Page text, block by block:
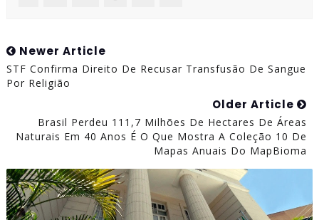
Newer Article
STF Confirma Direito De Recusar Transfusão De Sangue
Por Religião
Older Article
Brasil Perdeu 111,7 Milhões De Hectares De Áreas
Naturais Em 40 Anos É O Que Mostra A Coleção 10 De
Mapas Anuais Do MapBioma